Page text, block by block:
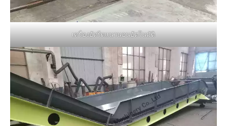
เครื่องอัดรีดแนวนอนอัตโนมัติ